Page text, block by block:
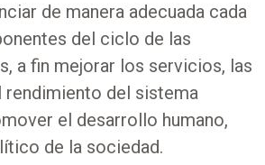
de manera adecuada cada
del ciclo de las
a fin mejorar los servicios, las
rendimiento del sistema
el desarrollo humano,
de la sociedad.